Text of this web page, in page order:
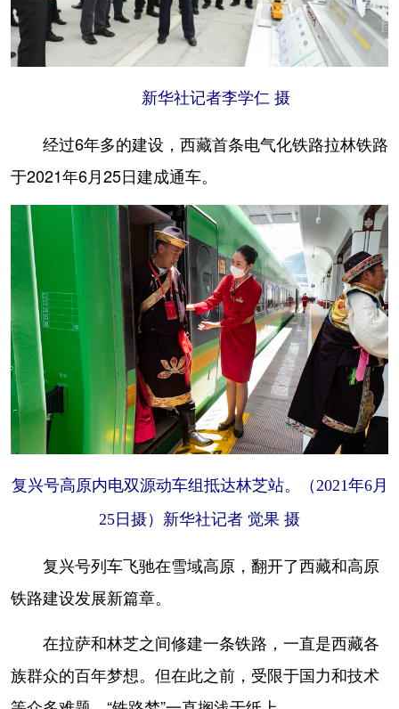
新华社记者李学仁 摄
经过6年多的建设，西藏首条电气化铁路拉林铁路
于2021年6月25日建成通车。
复兴号高原内电双源动车组抵达林芝站。（2021年6月
25日摄）新华社记者 觉果 摄
复兴号列车飞驰在雪域高原，翻开了西藏和高原
铁路建设发展新篇章。
在拉萨和林芝之间修建一条铁路，一直是西藏各
族群众的百年梦想。但在此之前，受限于国力和技术